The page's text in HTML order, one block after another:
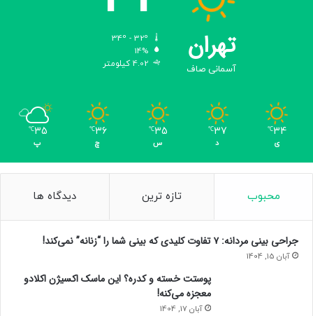
ه
ت
؟
تهران
آسمانی صاف
14%
4.02 کیلومتر
34
℃
ی
37
℃
د
35
℃
س
36
℃
چ
35
℃
پ
محبوب تازه ترین دیدگاه ها
جراحی بینی مردانه: ۷ تفاوت کلیدی که بینی شما را “زنانه” نمی‌کند!
آبان 15, 1404
پوستت خسته و کدره؟ این ماسک اکسیژن اکلادو
معجزه می‌کنه!
آبان 17, 1404